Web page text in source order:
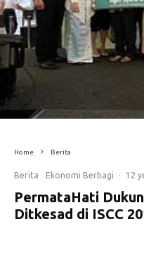
Home Berita
Berita Ekonomi Berbagi · 12
PermataHati
Ditkesad di ISCC